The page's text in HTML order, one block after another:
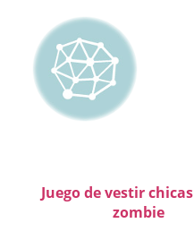
Juego de vestir
zombie